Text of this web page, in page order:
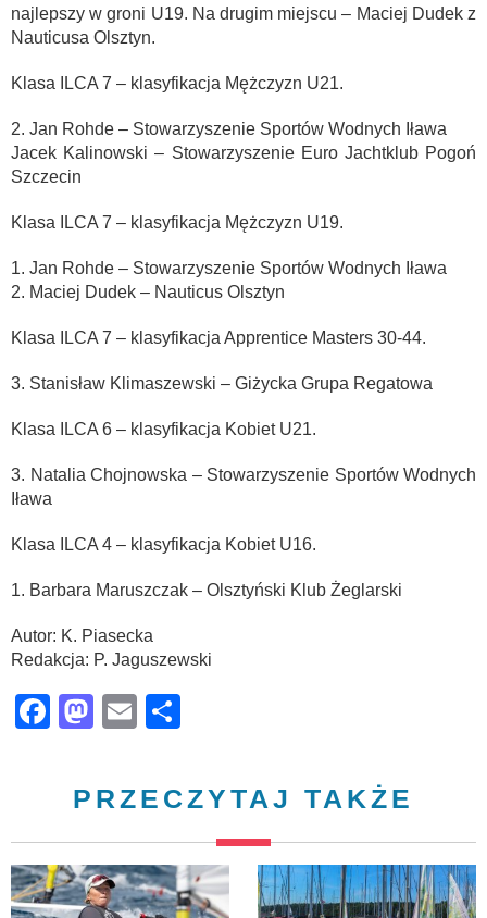
najlepszy w groni U19. Na drugim miejscu – Maciej Dudek z
Nauticusa Olsztyn.
Klasa ILCA 7 – klasyfikacja Mężczyzn U21.
2. Jan Rohde – Stowarzyszenie Sportów Wodnych Iława
Jacek Kalinowski – Stowarzyszenie Euro Jachtklub Pogoń
Szczecin
Klasa ILCA 7 – klasyfikacja Mężczyzn U19.
1. Jan Rohde – Stowarzyszenie Sportów Wodnych Iława
2. Maciej Dudek – Nauticus Olsztyn
Klasa ILCA 7 – klasyfikacja Apprentice Masters 30-44.
3. Stanisław Klimaszewski – Giżycka Grupa Regatowa
Klasa ILCA 6 – klasyfikacja Kobiet U21.
3. Natalia Chojnowska – Stowarzyszenie Sportów Wodnych
Iława
Klasa ILCA 4 – klasyfikacja Kobiet U16.
1. Barbara Maruszczak – Olsztyński Klub Żeglarski
Autor: K. Piasecka
Redakcja: P. Jaguszewski
Facebook
Mastodon
Email
PRZECZYTAJ TAKŻE